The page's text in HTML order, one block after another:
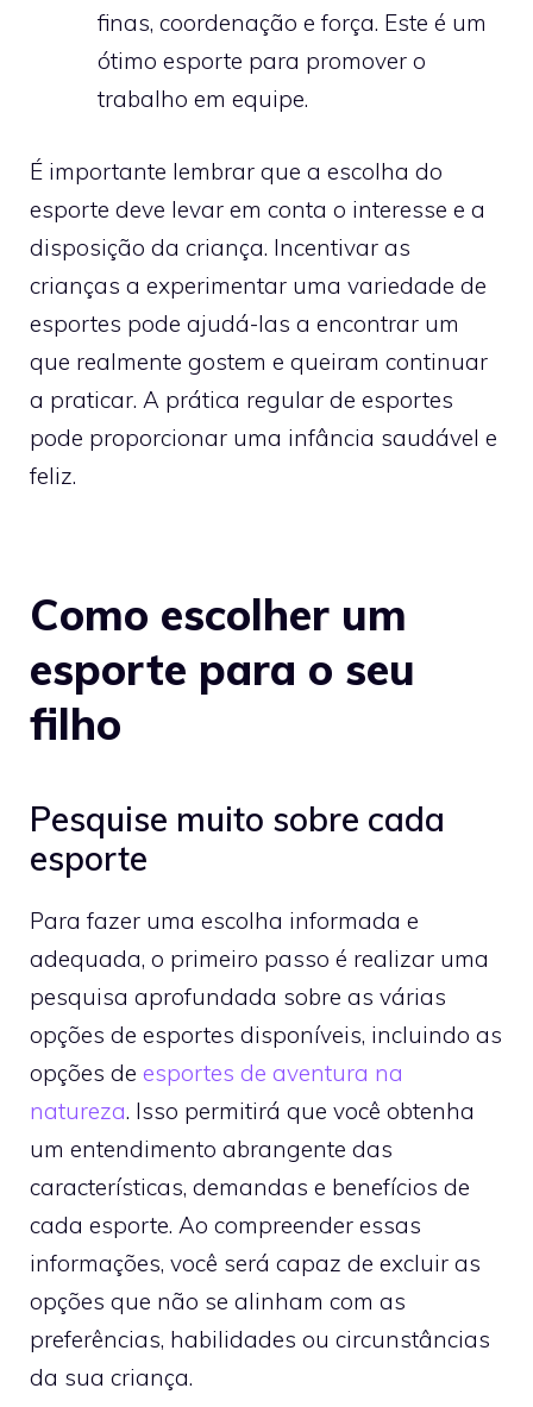
finas, coordenação e força. Este é um
ótimo esporte para promover o
trabalho em equipe.
É importante lembrar que a escolha do
esporte deve levar em conta o interesse e a
disposição da criança. Incentivar as
crianças a experimentar uma variedade de
esportes pode ajudá-las a encontrar um
que realmente gostem e queiram continuar
a praticar. A prática regular de esportes
pode proporcionar uma infância saudável e
feliz.
Como escolher um
esporte para o seu
filho
Pesquise muito sobre cada
esporte
Para fazer uma escolha informada e
adequada, o primeiro passo é realizar uma
pesquisa aprofundada sobre as várias
opções de esportes disponíveis, incluindo as
opções de esportes de aventura na
natureza. Isso permitirá que você obtenha
um entendimento abrangente das
características, demandas e benefícios de
cada esporte. Ao compreender essas
informações, você será capaz de excluir as
opções que não se alinham com as
preferências, habilidades ou circunstâncias
da sua criança.